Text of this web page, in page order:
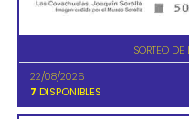
SORTEO
22/08/2026
7 DISPONIBLES